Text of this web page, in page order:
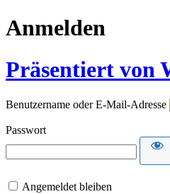
Anmelden
Präsentiert von
Benutzername oder E-Mail-Adresse
Passwort
Angemeldet bleiben